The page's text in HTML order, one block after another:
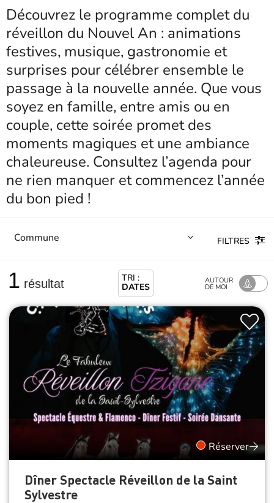
Découvrez le programme complet du
réveillon du Nouvel An : animations
festives, musique, gastronomie et
surprises pour célébrer ensemble le
passage à la nouvelle année. Que vous
soyez en famille, entre amis ou en
couple, cette soirée promet des
moments magiques et une ambiance
chaleureuse. Consultez l’agenda pour
ne rien manquer et commencez l’année
du bon pied !
FILTRES
1 résultat TRI :
DATES
AUTOUR
DE MOI
Réserver
Dîner Spectacle Réveillon de la Saint
Sylvestre